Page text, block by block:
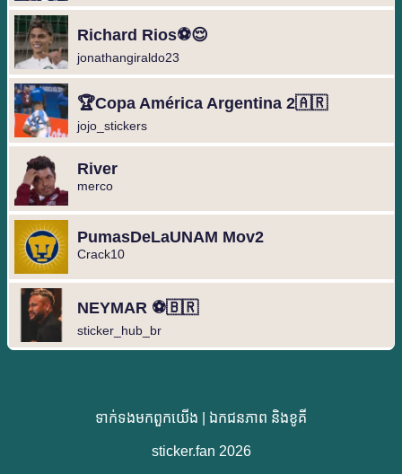
Richard Rios⚽️😌
jonathangiraldo23
🏆Copa América Argentina 2🇦🇷
jojo_stickers
River
merco
️PumasDeLaUNAM Mov2
Crack10 ️
NEYMAR ⚽🇧🇷
sticker_hub_br
ទាក់ទង​មក​ពួក​យើង ឯកជនភាព និងខូគី
sticker.fan 2026